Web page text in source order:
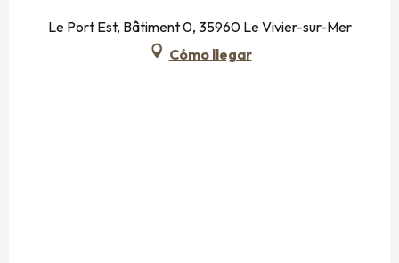
Le Port Est, Bâtiment 0, 35960 Le Vivier-sur-Mer
Cómo llegar